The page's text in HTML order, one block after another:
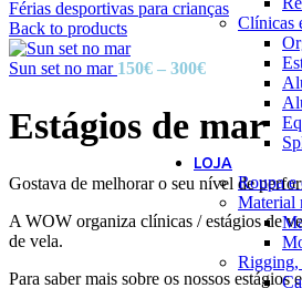
Clínicas
LOJA
Roupa e
Material
Rigging,
Férias desportivas para crianças
Back to products
Sun set no mar 150€ – 300€Price
through
Estágios de mar
Gostava de melhorar o seu nível de
A WOW organiza clínicas / estágios de
de vela.
Para saber mais sobre os nossos